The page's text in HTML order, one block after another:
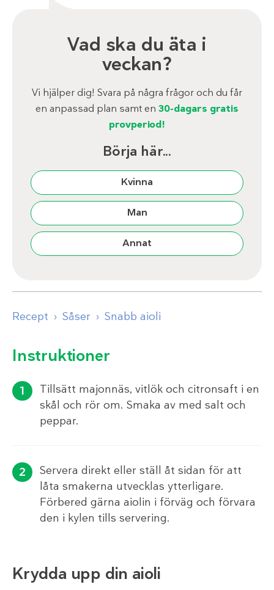
Vad ska du äta i
veckan?
Vi hjälper dig! Svara på några frågor och du får
en anpassad plan samt en 30-dagars gratis
provperiod!
Börja här...
Kvinna
Man
Annat
Recept Såser Snabb aioli
Instruktioner
Tillsätt majonnäs, vitlök och citronsaft i en
skål och rör om. Smaka av med salt och
peppar.
Servera direkt eller ställ åt sidan för att
låta smakerna utvecklas ytterligare.
Förbered gärna aiolin i förväg och förvara
den i kylen tills servering.
Krydda upp din aioli